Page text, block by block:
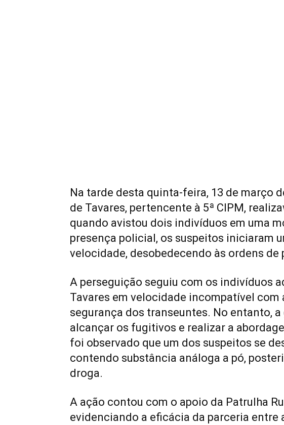
Na tarde desta quinta-feira, 13 de março
de Tavares, pertencente à 5ª CIPM,
quando avistou dois indivíduos em uma
presença policial, os suspeitos iniciaram
velocidade, desobedecendo às ordens de
A perseguição seguiu com os indivíduos
Tavares em velocidade incompatível com
segurança dos transeuntes. No entanto,
alcançar os fugitivos e realizar a
foi observado que um dos suspeitos se
contendo substância análoga a pó,
droga.
A ação contou com o apoio da Patrulha
evidenciando a eficácia da parceria entre